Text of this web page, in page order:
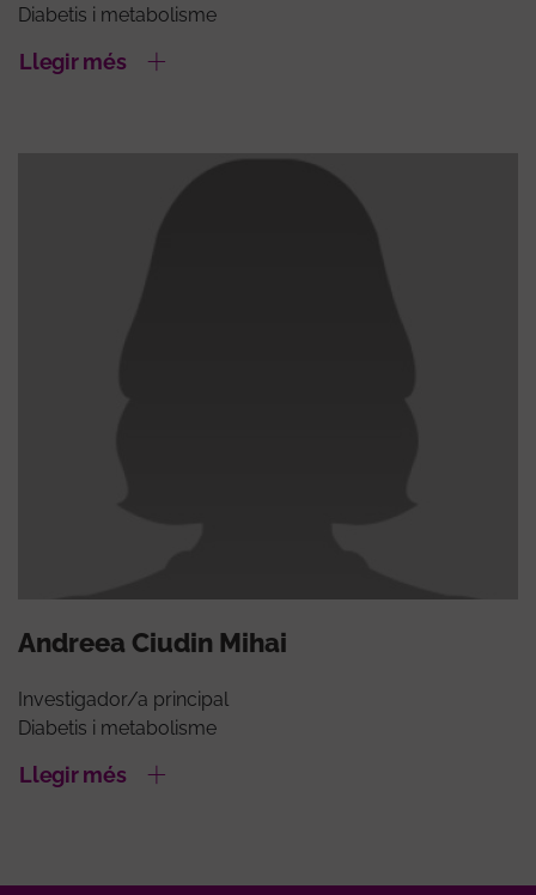
Diabetis i metabolisme
Llegir més
Andreea Ciudin Mihai
Investigador/a principal
Diabetis i metabolisme
Llegir més